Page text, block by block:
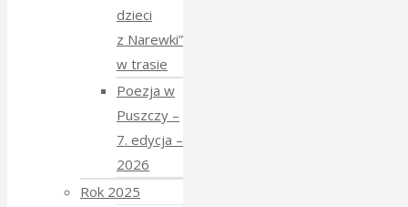
dzieci
z Narewki”
w trasie
Poezja w
Puszczy –
7. edycja –
2026
Rok 2025